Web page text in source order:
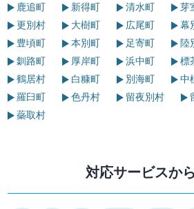
鹿追町
新得町 清水町 芽
更別村
大樹町 広尾町 幕
豊頃町
本別町 足寄町 陸
釧路町
厚岸町 浜中町 標
鶴居村
白糠町 別海町 中
羅臼町
色丹村 留夜別村
蘂取村
対応サービスか